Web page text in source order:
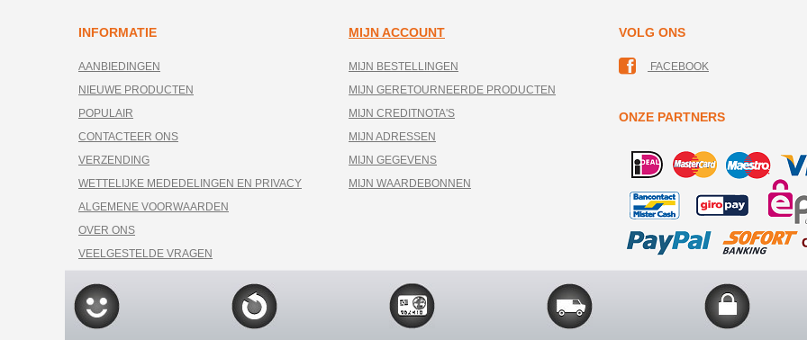
INFORMATIE
AANBIEDINGEN
NIEUWE PRODUCTEN
POPULAIR
CONTACTEER ONS
VERZENDING
WETTELIJKE MEDEDELINGEN EN PRIVACY
ALGEMENE VOORWAARDEN
OVER ONS
VEELGESTELDE VRAGEN
MIJN ACCOUNT
MIJN BESTELLINGEN
MIJN GERETOURNEERDE PRODUCTEN
MIJN CREDITNOTA'S
MIJN ADRESSEN
MIJN GEGEVENS
MIJN WAARDEBONNEN
VOLG ONS
FACEBOOK
ONZE PARTNERS